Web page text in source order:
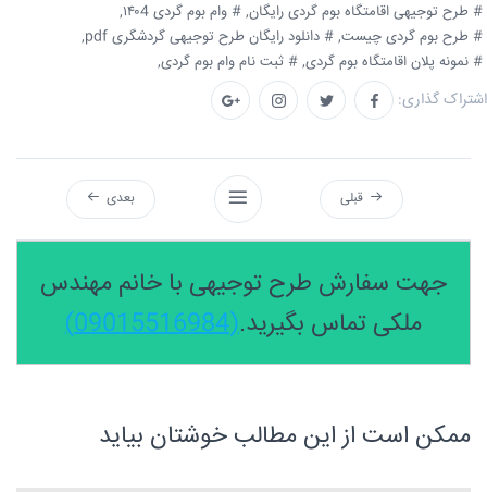
# طرح توجیهی اقامتگاه بوم گردی رایگان, # وام بوم گردی ۱۴۰4,
# طرح بوم گردی چیست, # دانلود رایگان طرح توجیهی گردشگری pdf,
# نمونه پلان اقامتگاه بوم گردی, # ثبت نام وام بوم گردی,
اشتراک گذاری:
قبلی بعدی
جهت سفارش طرح توجیهی با خانم مهندس
ملکی تماس بگیرید.(09015516984)
ممکن است از این مطالب خوشتان بیاید